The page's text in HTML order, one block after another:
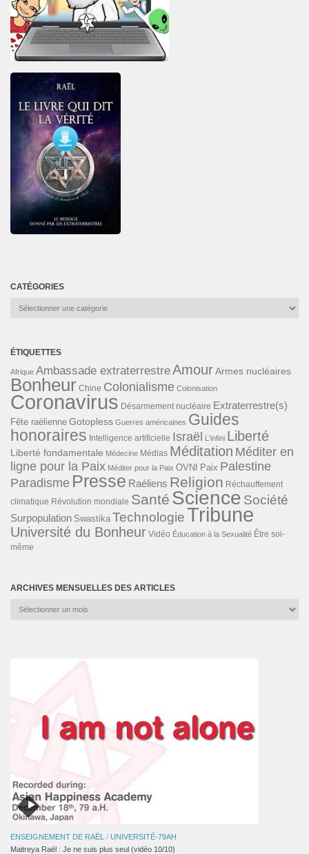
CATÉGORIES
Catégories
ÉTIQUETTES
Afrique Ambassade extraterrestreAmourArmes nucléaires
Bonheur Chine Colonialisme Colonisation
Coronavirus Désarmement nucléaire Extraterrestre(s)
Fête raélienne Gotopless Guerres américaines Guides
honoraires Intelligence artificielle Israël L'infini Liberté
Liberté fondamentale Médecine Médias Méditation Méditer en
ligne pour la Paix Méditer pour la Paix OVNI Paix Palestine
Paradisme Presse Raéliens Religion Réchauffement
climatique Révolution mondiale Santé Science Société
Surpopulation Swastika TechnologieTribune
Université du Bonheur Vidéo Éducation à la Sexualité Être soi-
même
ARCHIVES MENSUELLES DES ARTICLES
Archives
ENSEIGNEMENT DE RAËL / UNIVERSITÉ-79AH
Maitreya Raël : Je ne suis plus seul (vidéo 10/10)